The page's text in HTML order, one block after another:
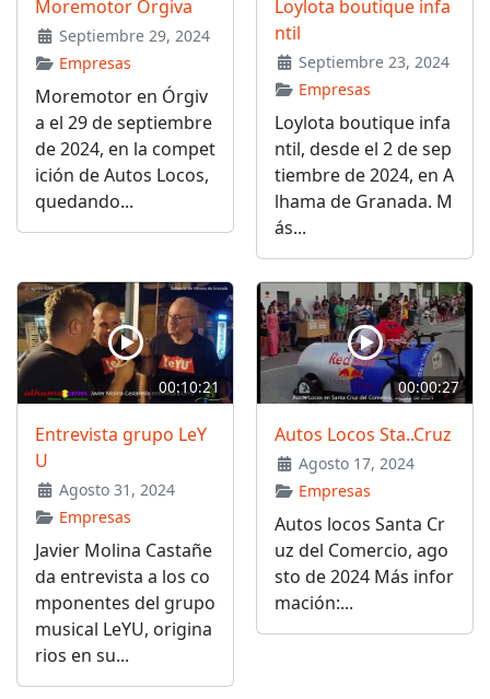
Moremotor Órgiva
Septiembre 29, 2024
Empresas
Moremotor en Órgiv
a el 29 de septiembre
de 2024, en la compet
ición de Autos Locos,
quedando...
Loylota boutique infa
ntil
Septiembre 23, 2024
Empresas
Loylota boutique infa
ntil, desde el 2 de sep
tiembre de 2024, en A
lhama de Granada. M
ás...
00:10:21
Entrevista grupo LeY
U
Agosto 31, 2024
Empresas
Javier Molina Castañe
da entrevista a los co
mponentes del grupo
musical LeYU, origina
rios en su...
00:00:27
Autos Locos Sta..Cruz
Agosto 17, 2024
Empresas
Autos locos Santa Cr
uz del Comercio, ago
sto de 2024 Más infor
mación:...